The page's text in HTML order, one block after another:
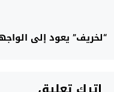
“لخريف” يعود إلى